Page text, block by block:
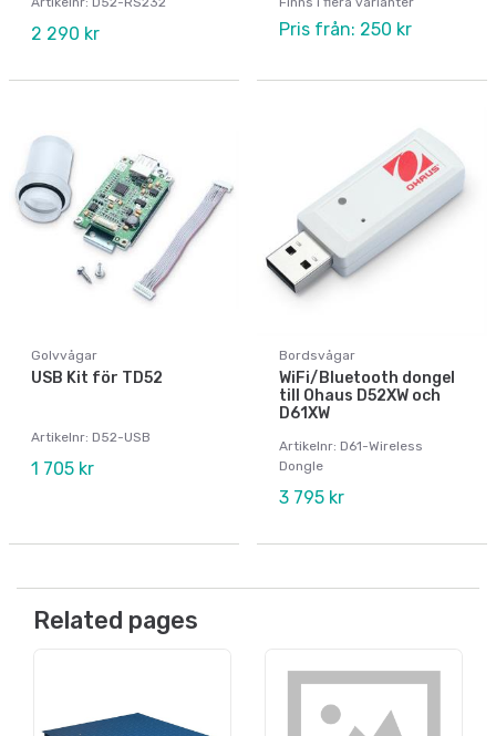
2 290 kr Pris från: 250 kr
Golvvågar
USB Kit för TD52
Artikelnr: D52-USB
1 705 kr
Bordsvågar
WiFi/Bluetooth dongel
till Ohaus D52XW och
D61XW
Artikelnr: D61-Wireless
Dongle
3 795 kr
Related pages